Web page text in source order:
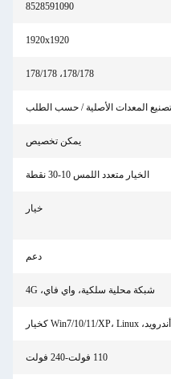
8528591090
1920x1920
178/178، 178/178
تصنيع المعدات الأصلية / حسب الطلب
يمكن تخصيص
الخيار متعدد اللمس 10-30 نقطة
خيار
دعم
شبكة محلية سلكية، واي فاي، 4G
أندرويد، Win7/10/11/XP، Linux كخيار
110 فولت-240 فولت